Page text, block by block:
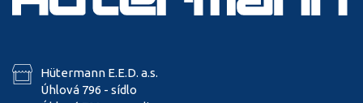
Hütermann E.E.D. a.s.
Úhlová 796 - sídlo